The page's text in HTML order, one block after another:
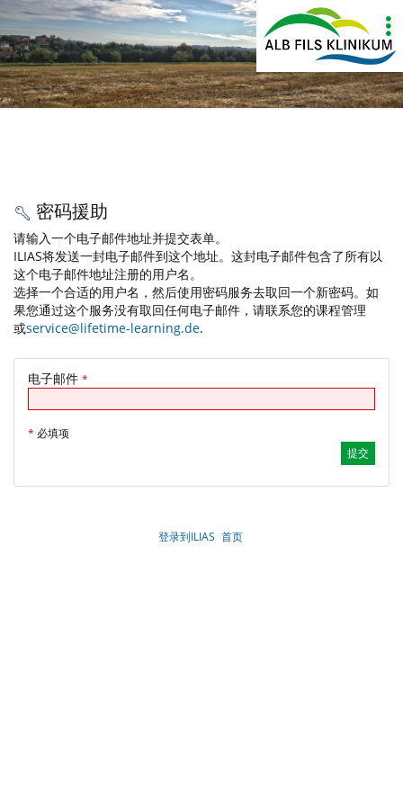
Show
More
密码援助
请输入一个电子邮件地址并提交表单。
ILIAS将发送一封电子邮件到这个地址。这封电子邮件包含了所有以
这个电子邮件地址注册的用户名。
选择一个合适的用户名，然后使用密码服务去取回一个新密码。如
果您通过这个服务没有取回任何电子邮件，请联系您的课程管理
或service@lifetime-learning.de.
电子邮件 *
* 必填项
登录到ILIAS 首页